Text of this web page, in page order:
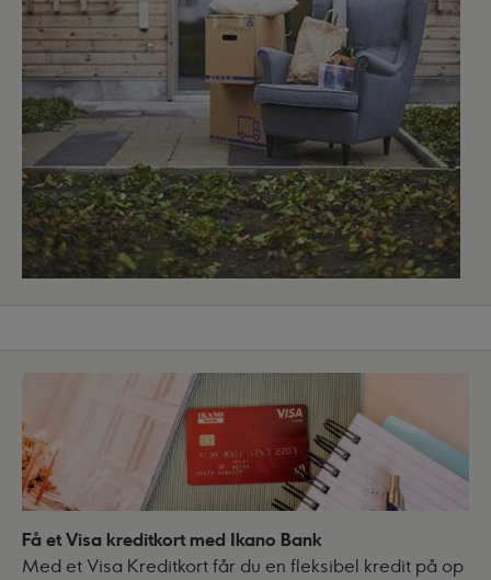
Få et Visa kreditkort med Ikano Bank
Med et Visa Kreditkort får du en fleksibel kredit på op